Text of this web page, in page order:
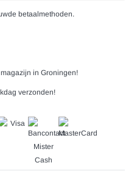
betaalmethoden.
in Groningen!
verzonden!